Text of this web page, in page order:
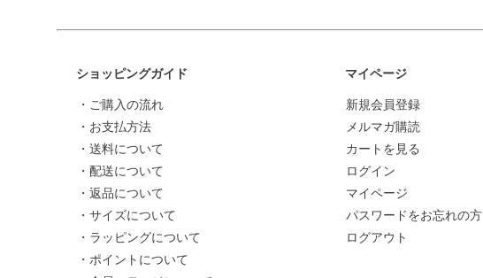
ショッピングガイド
・ご購入の流れ
・お支払方法
・送料について
・配送について
・返品について
・サイズについて
・ラッピングについて
・ポイントについて
マイページ
新規会員登録
メルマガ購読
カートを見る
ログイン
マイページ
パスワードをお忘れの方
ログアウト